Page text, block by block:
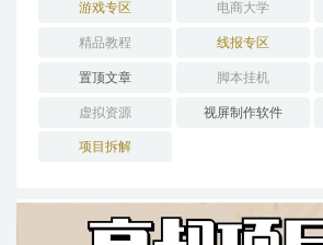
游戏专区 电商大学
精品教程 线报专区
置顶文章 脚本挂机
虚拟资源 视屏制作软件
项目拆解